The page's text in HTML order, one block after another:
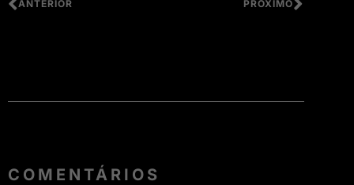
ANTERIOR PRÓXIMO
COMENTÁRIOS